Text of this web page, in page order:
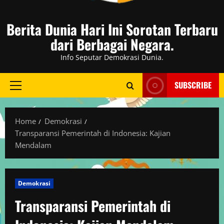
Berita Dunia Hari Ini Sorotan Terbaru
dari Berbagai Negara.
Info Seputar Demokrasi Dunia.
Primary
SUBSCRIBE
Home
Demokrasi
Transparansi Pemerintah di Indonesia: Kajian
Mendalam
Demokrasi
Transparansi Pemerintah di